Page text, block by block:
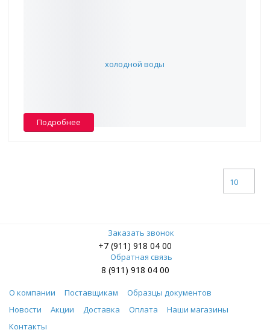
Подробнее
10
Заказать звонок
+7 (911) 918 04 00
Обратная связь
8 (911) 918 04 00
О компании Поставщикам
Образцы документов
Новости
Акции Доставка Оплата
Наши магазины
Контакты